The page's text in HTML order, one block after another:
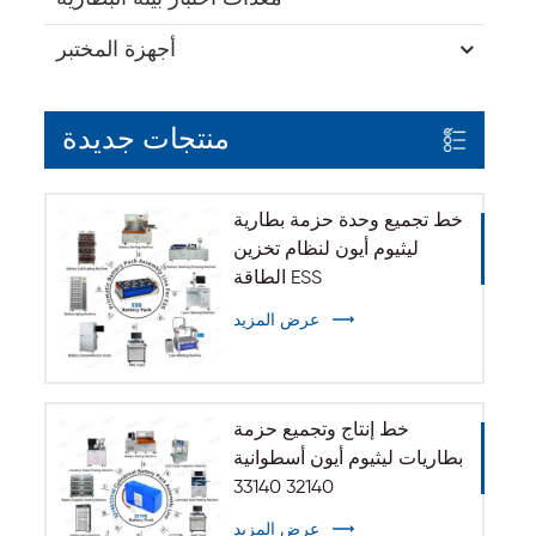
أجهزة المختبر
منتجات جديدة
خط تجميع وحدة حزمة بطارية
ليثيوم أيون لنظام تخزين
الطاقة ESS
عرض المزيد
خط إنتاج وتجميع حزمة
بطاريات ليثيوم أيون أسطوانية
32140 33140
عرض المزيد